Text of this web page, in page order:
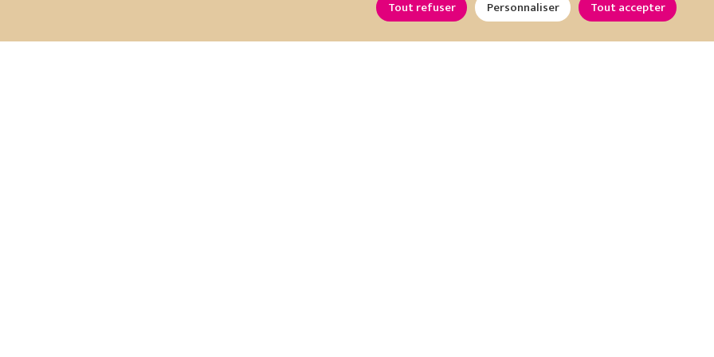
Tout refuser Personnaliser Tout accepter